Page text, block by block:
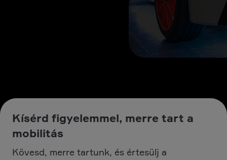
Kísérd figyelemmel, merre tart a
mobilitás
Kövesd, merre tartunk, és értesülj a